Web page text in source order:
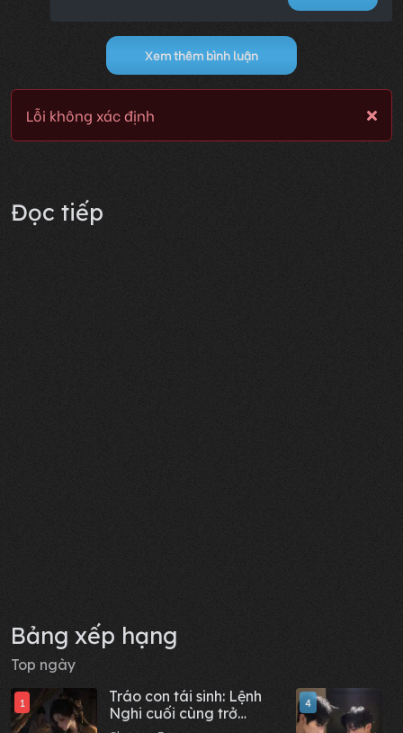
Xem thêm bình luận
Lỗi không xác định
Đọc tiếp